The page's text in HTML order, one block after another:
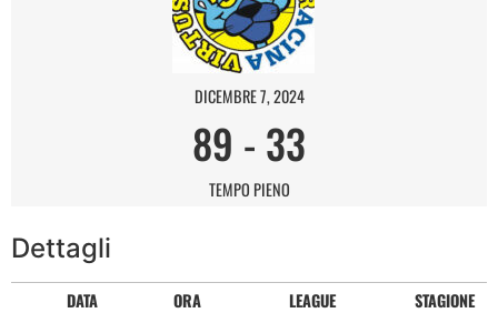
DICEMBRE 7, 2024
89 - 33
TEMPO PIENO
Dettagli
DATA ORA LEAGUE
STAGIONE